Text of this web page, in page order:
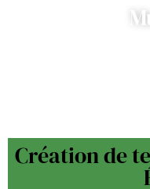
Création de